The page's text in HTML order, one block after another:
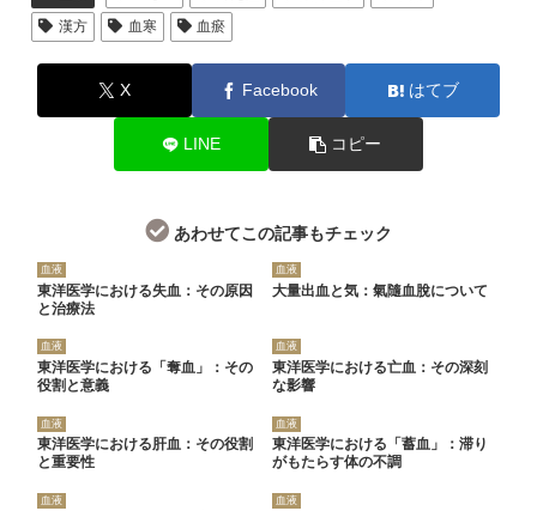
漢方
血寒 血瘀
X Facebook はてブ
LINE コピー
あわせてこの記事もチェック
血液
東洋医学における失血：その原因
と治療法
血液
大量出血と気：氣隨血脫について
血液
東洋医学における「奪血」：その
役割と意義
血液
東洋医学における亡血：その深刻
な影響
血液
東洋医学における肝血：その役割
と重要性
血液
東洋医学における「蓄血」：滞り
がもたらす体の不調
血液 血液